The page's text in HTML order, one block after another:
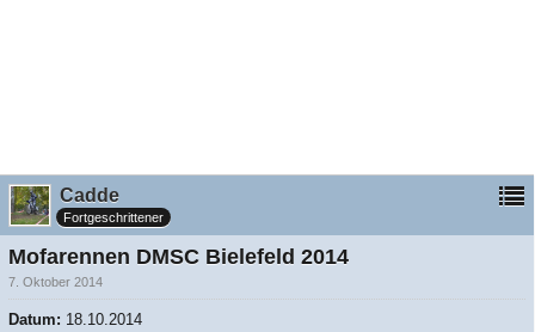
Cadde
Fortgeschrittener
Mofarennen DMSC Bielefeld 2014
7. Oktober 2014
Datum: 18.10.2014